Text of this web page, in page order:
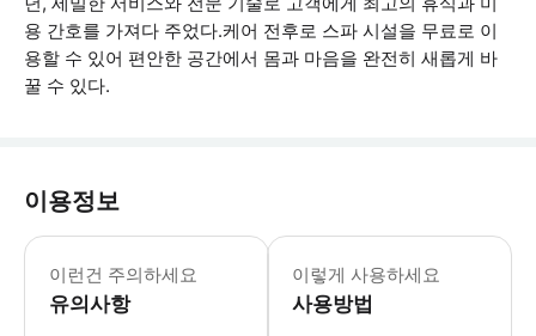
용 간호를 가져다 주었다.케어 전후로 스파 시설을 무료로 이
용할 수 있어 편안한 공간에서 몸과 마음을 완전히 새롭게 바
꿀 수 있다.
이용정보
이런건 주의하세요
유의사항
그룹당 최대 2 비트. 여성 입점만 가
이렇게 사용하세요
사용방법